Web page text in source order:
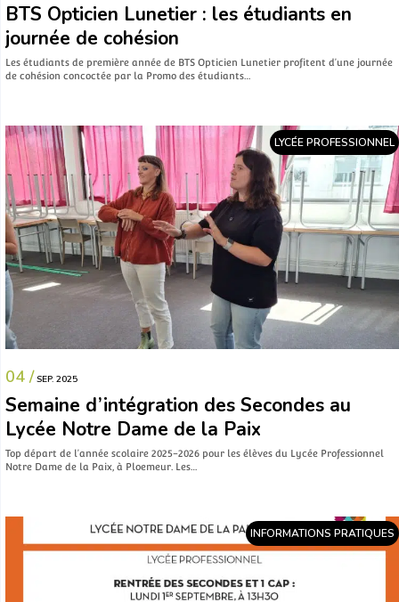
BTS Opticien Lunetier : les étudiants en
journée de cohésion
Les étudiants de première année de BTS Opticien Lunetier profitent d’une journée
de cohésion concoctée par la Promo des étudiants…
LYCÉE PROFESSIONNEL
04 / SEP. 2025
Semaine d’intégration des Secondes au
Lycée Notre Dame de la Paix
Top départ de l’année scolaire 2025-2026 pour les élèves du Lycée Professionnel
Notre Dame de la Paix, à Ploemeur. Les…
INFORMATIONS PRATIQUES